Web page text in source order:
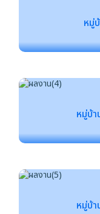
หมู่
หมู่บ้า
หมู่บ้า